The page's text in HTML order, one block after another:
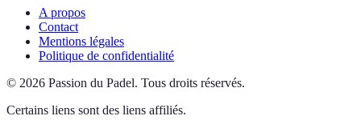
A propos
Contact
Mentions légales
Politique de confidentialité
© 2026 Passion du Padel. Tous droits réservés.
Certains liens sont des liens affiliés.